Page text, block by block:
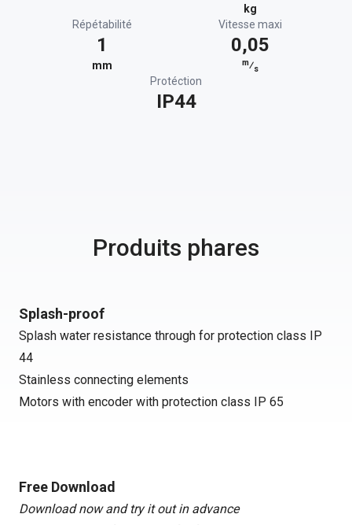
kg
Répétabilité
1
mm
Vitesse maxi
0,05
m⁄s
Protéction
IP44
Produits phares
Splash-proof
Splash water resistance through for protection class IP
44
Stainless connecting elements
Motors with encoder with protection class IP 65
Free Download
Download now and try it out in advance